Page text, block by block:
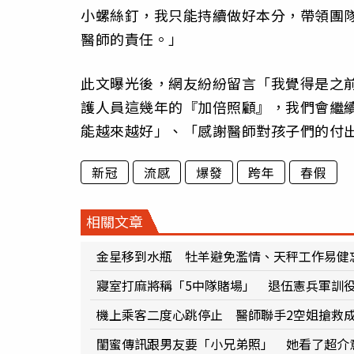
小螺絲釘，我只能持續做好本分，帶領
醫師的責任。」
此文曝光後，網友紛紛留言「我覺得是
護人員這幾年的『加倍照顧』，我們會繼
能越來越好」、「感謝醫師對孩子們的付
新冠 流感 爆發 跨年 春假
相關文章
金星移到水瓶 牡羊避免濫情、天秤工作易健
寢室打麻將稱「5中隊賭場」 退伍憲兵軍訓
機上乘客二度心跳停止 醫師聯手2空姐搶救
閨蜜傳訊跟男友要「小兄弟照」 她看了超介